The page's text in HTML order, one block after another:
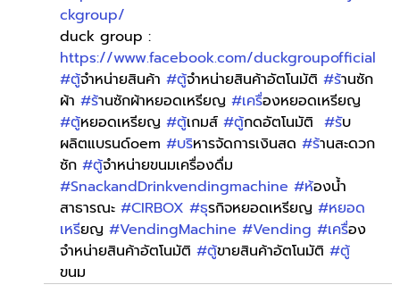
ckgroup/
duck group :
https://www.facebook.com/duckgroupofficial
#ตู้จำหน่ายสินค้า #ตู้จำหน่ายสินค้าอัตโนมัติ #ร้านซัก
ผ้า #ร้านซักผ้าหยอดเหรียญ #เครื่องหยอดเหรียญ
#ตู้หยอดเหรียญ #ตู้เกมส์ #ตู้กดอัตโนมัติ #รับ
ผลิตแบรนด์oem #บริหารจัดการเงินสด #ร้านสะดวก
ซัก #ตู้จำหน่ายขนมเครื่องดื่ม
#SnackandDrinkvendingmachine #ห้องน้ำ
สาธารณะ #CIRBOX #ธุรกิจหยอดเหรียญ #หยอด
เหรียญ #VendingMachine #Vending #เครื่อง
จำหน่ายสินค้าอัตโนมัติ #ตู้ขายสินค้าอัตโนมัติ #ตู้
ขนม